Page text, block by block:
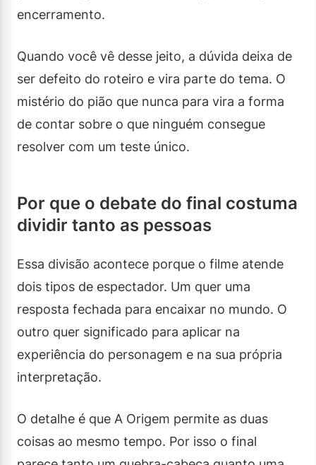
encerramento.
Quando você vê desse jeito, a dúvida deixa de
ser defeito do roteiro e vira parte do tema. O
mistério do pião que nunca para vira a forma
de contar sobre o que ninguém consegue
resolver com um teste único.
Por que o debate do final costuma
dividir tanto as pessoas
Essa divisão acontece porque o filme atende
dois tipos de espectador. Um quer uma
resposta fechada para encaixar no mundo. O
outro quer significado para aplicar na
experiência do personagem e na sua própria
interpretação.
O detalhe é que A Origem permite as duas
coisas ao mesmo tempo. Por isso o final